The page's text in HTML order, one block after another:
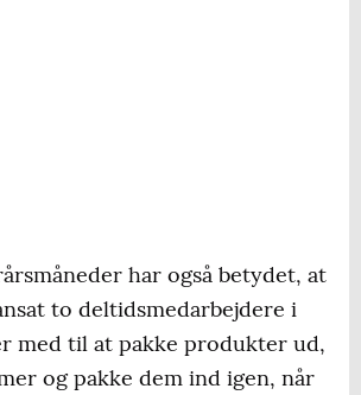
har også betydet, at
to deltidsmedarbejdere i
med til at pakke produkter ud,
og pakke dem ind igen, når